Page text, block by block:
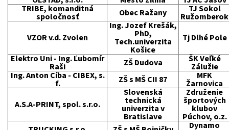
TRIBE, komanditná
spoločnosť Obec Ražany TJ Sokol
Ružomberok
VZOR v.d. Zvolen
Ing. Jozef Krešák,
PhD,
Tech.univerzita
Košice
Tj Dlhé Pole
Elektro Uni - Ing. Ľubomír
Raši ZŠ Dudova ŠK Veľké
Zálužie
Ing. Anton Cíba - CIBEX, s.
f. ZŠ s MŠ CII 87 MFK
Žarnovica
A.S.A-PRINT, spol. s.r.o.
Slovenská
technická
univerzita v
Bratislave
Združenie
športových
klubov
Púchov, o.z.
Dynamo